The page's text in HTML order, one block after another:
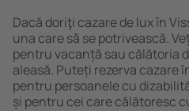
Dacă doriţi cazare de lux în
una care să se potrivească.
pentru vacanță sau călătoria
aleasă. Puteți rezerva cazare
pentru persoanele cu
și pentru cei care călătoresc